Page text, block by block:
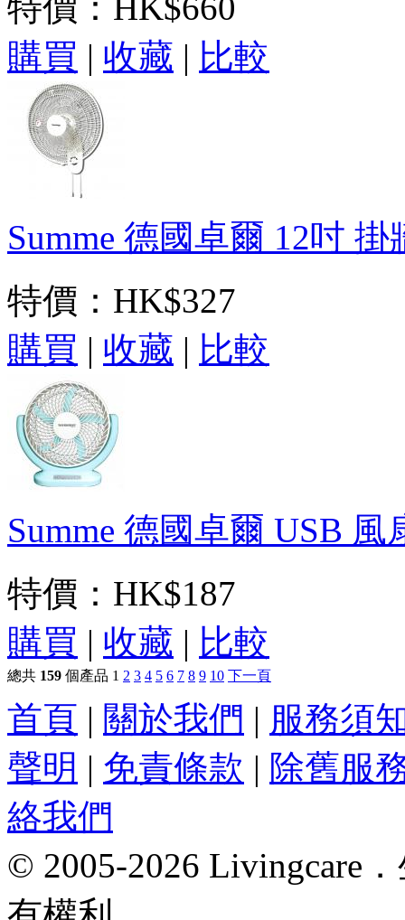
購買 | 收藏 | 比較
Summe 德國卓爾 12吋 掛
特價： HK$327
購買 | 收藏 | 比較
Summe 德國卓爾 USB 風
特價： HK$187
購買 | 收藏 | 比較
總共 159 個產品 1 2 3 4 5 6 7 8 9 10 下一頁
首頁 | 關於我們 | 服務須
聲明 | 免責條款 | 除舊服
絡我們
© 2005-2026 Livingcare